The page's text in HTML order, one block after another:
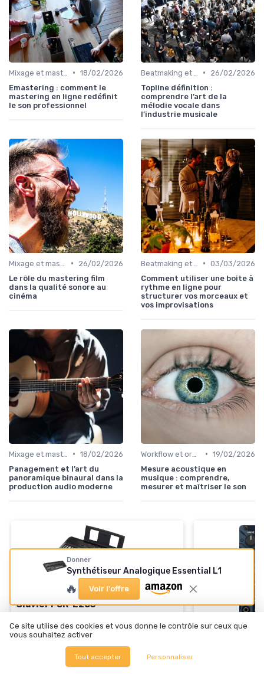
• 18/02/2026
Emastering : comment le
mastering en ligne redéfinit
le son professionnel
•
26/02/2026
Topline définition :
comprendre l’art de la
mélodie vocale dans
l’industrie musicale
•
26/02/2026
Le rôle du mastering film
dans la qualité sonore au
cinéma
• 03/03/2026
Comment utiliser une boite à
rythme en ligne pour
structurer vos morceaux et
vos improvisations
• 18/02/2026
Panagement et l’art du
panoramique binaural dans la
production audio moderne
• 19/02/2026
Mesure acoustique en
musique : comprendre,
mesurer et maîtriser le son
Clavier PSR-E283
＋ 150 styles d'accompagnement
122 morceauxintégrés
2 cours en ligne avec un professeur
Donner
Synthétiseur Analogique Essential L1
🔥 Voir l'offre
Ce site utilise des cookies et vous donne le contrôle sur ceux que
vous souhaitez activer
Tout accepter Personnaliser